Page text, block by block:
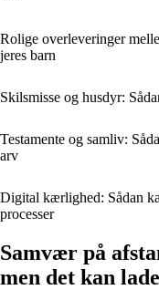
Rolige overleveringer
jeres barn
Skilsmisse og husdyr:
Testamente og samliv:
arv
Digital kærlighed: Sådan
processer
Samvær på
men det kan